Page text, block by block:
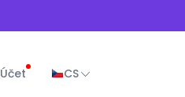
Účet CS